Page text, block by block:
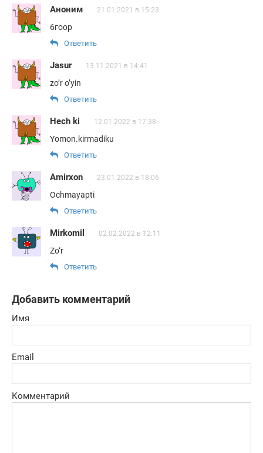
Аноним 21.01.2021 в 15:23
6гоор
Ответить
Jasur 13.11.2021 в 14:41
zo’r o’yin
Ответить
Hech ki 12.01.2022 в 17:38
Yomon.kirmadiku
Ответить
Amirxon 23.01.2022 в 18:06
Ochmayapti
Ответить
Mirkomil 02.02.2022 в 12:11
Zo‘r
Ответить
Добавить комментарий
Имя
Email
Комментарий